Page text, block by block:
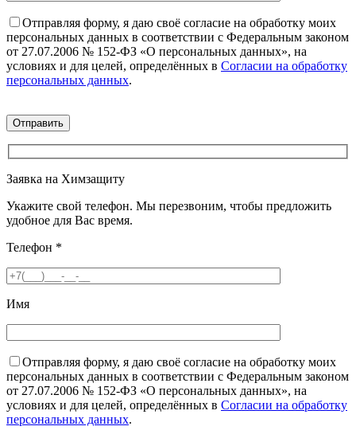
Отправляя форму, я даю своё согласие на обработку моих
персональных данных в соответствии с Федеральным законом
от 27.07.2006 № 152-ФЗ «О персональных данных», на
условиях и для целей, определённых в Согласии на обработку
персональных данных.
Заявка на Химзащиту
Укажите свой телефон. Мы перезвоним, чтобы предложить
удобное для Вас время.
Телефон *
Имя
Отправляя форму, я даю своё согласие на обработку моих
персональных данных в соответствии с Федеральным законом
от 27.07.2006 № 152-ФЗ «О персональных данных», на
условиях и для целей, определённых в Согласии на обработку
персональных данных.